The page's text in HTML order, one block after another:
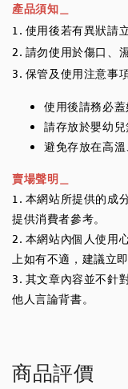
產品須知＿
1. 使用後若有異狀請
2. 請勿使用於傷口、
3. 保管及使用注意事
使用後請務必蓋
請存放於嬰幼兒
避免存放在高
賣場聲明＿
1. 本網站所提供的成
提供消費者參考。
2. 本網站內個人使用
上如有不適，建議立即
3. 其文章內容並不針
他人言論背書。
商品評價